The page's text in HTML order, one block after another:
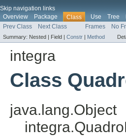
Skip navigation links
Overview
Package Class Use Tree
Prev Class
Next Class Frames No
Summary: Nested | Field | Constr | Method
integra
Class
java.lang.Object